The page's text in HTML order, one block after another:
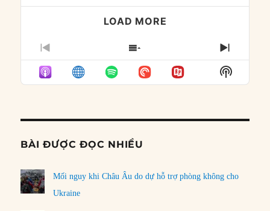
LOAD MORE
PREVIOUS
EPISODE
SHOW
EPISODES
LIST
NEXT
Show
Podcast
BÀI ĐƯỢC ĐỌC NHIỀU
Mối nguy khi Châu Âu do dự hỗ trợ phòng không cho
Ukraine